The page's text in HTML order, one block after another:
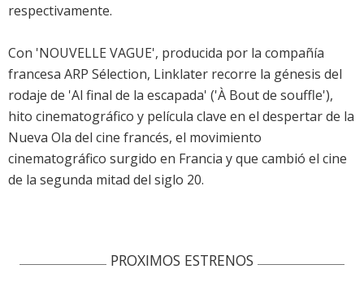
respectivamente.
Con 'NOUVELLE VAGUE', producida por la compañía
francesa ARP Sélection, Linklater recorre la génesis del
rodaje de 'Al final de la escapada' ('À Bout de souffle'),
hito cinematográfico y película clave en el despertar de la
Nueva Ola del cine francés, el movimiento
cinematográfico surgido en Francia y que cambió el cine
de la segunda mitad del siglo 20.
PROXIMOS ESTRENOS